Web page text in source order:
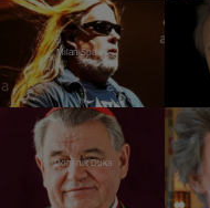
Milan Špalek
Dominik Duka